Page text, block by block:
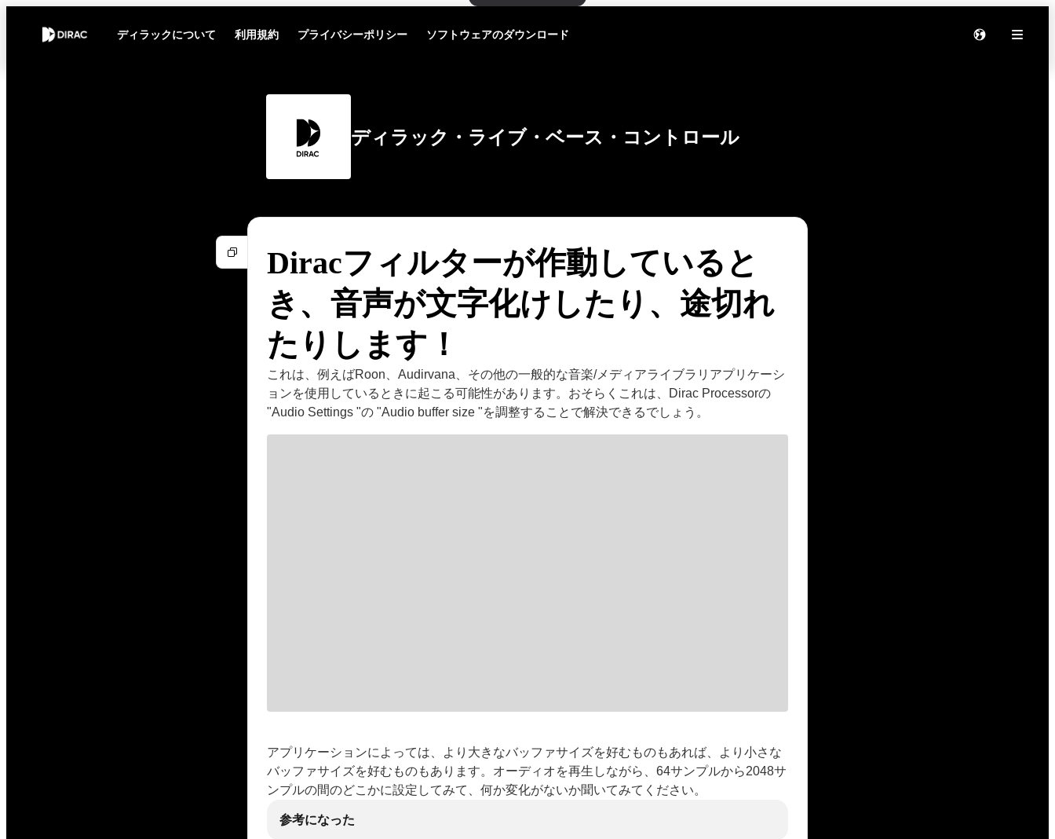
ディラックについて 利用規約 プライバシーポリシー ソフトウェアのダウンロード
ディラック・ライブ・ベース・コントロール
Diracフィルターが作動していると
き、音声が文字化けしたり、途切れ
たりします！
これは、例えばRoon、Audirvana、その他の一般的な音楽/メディアライブラリアプリケーシ
ョンを使用しているときに起こる可能性があります。おそらくこれは、Dirac Processorの
"Audio Settings "の "Audio buffer size "を調整することで解決できるでしょう。
アプリケーションによっては、より大きなバッファサイズを好むものもあれば、より小さな
バッファサイズを好むものもあります。オーディオを再生しながら、64サンプルから2048サ
ンプルの間のどこかに設定してみて、何か変化がないか聞いてみてください。
参考になった